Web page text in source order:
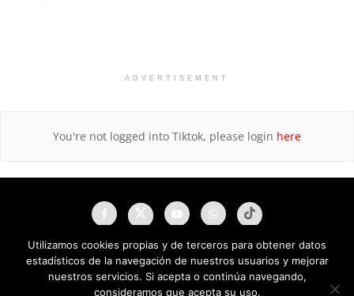
ADVERTISEMENT
You're not logged into Tiktok, please login here
Utilizamos cookies propias y de terceros para obtener datos
estadísticos de la navegación de nuestros usuarios y mejorar
nuestros servicios. Si acepta o continúa navegando,
consideramos que acepta su uso.